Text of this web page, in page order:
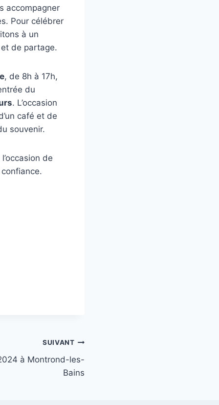
accompagner
Pour célébrer
à un
de partage.
, de 8h à 17h,
du
. L’occasion
café et de
souvenir.
de
SUIVANT
à Montrond-les-
Bains